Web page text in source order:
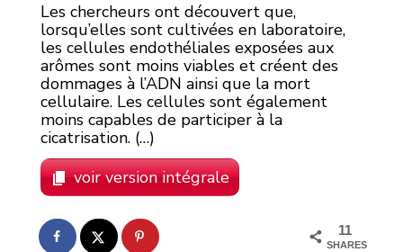
Les chercheurs ont découvert que,
lorsqu’elles sont cultivées en laboratoire,
les cellules endothéliales exposées aux
arômes sont moins viables et créent des
dommages à l’ADN ainsi que la mort
cellulaire. Les cellules sont également
moins capables de participer à la
cicatrisation. (…)
voir version intégrale
11
SHARES